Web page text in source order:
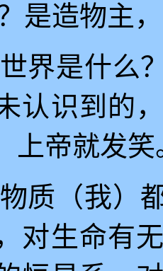
是造物主
界是什么
认识到的
上帝就发笑
质（我）
对生命有